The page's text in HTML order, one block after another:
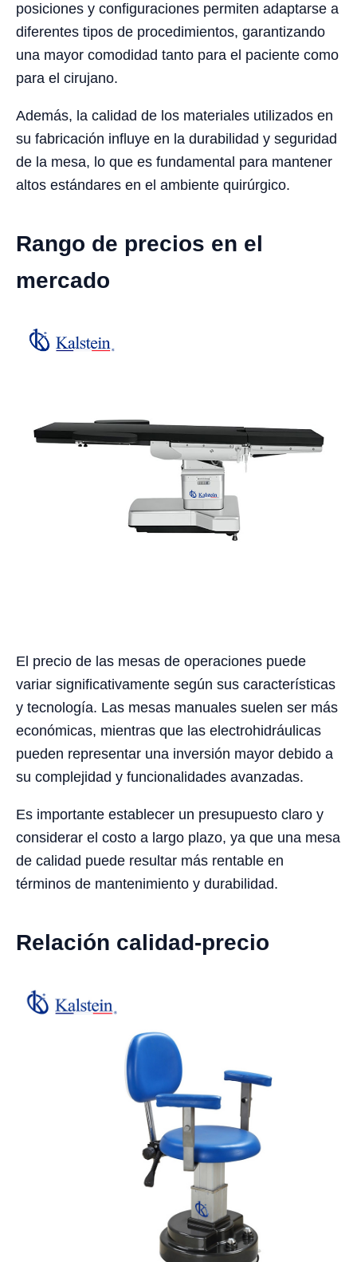
posiciones y configuraciones permiten adaptarse a
diferentes tipos de procedimientos, garantizando
una mayor comodidad tanto para el paciente como
para el cirujano.
Además, la calidad de los materiales utilizados en
su fabricación influye en la durabilidad y seguridad
de la mesa, lo que es fundamental para mantener
altos estándares en el ambiente quirúrgico.
Rango de precios en el
mercado
El precio de las mesas de operaciones puede
variar significativamente según sus características
y tecnología. Las mesas manuales suelen ser más
económicas, mientras que las electrohidráulicas
pueden representar una inversión mayor debido a
su complejidad y funcionalidades avanzadas.
Es importante establecer un presupuesto claro y
considerar el costo a largo plazo, ya que una mesa
de calidad puede resultar más rentable en
términos de mantenimiento y durabilidad.
Relación calidad-precio